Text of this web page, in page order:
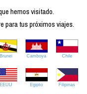
hemos visitado.
para tus próximos viajes.
Brunei Camboya Chile
EEUU Egipto Filipinas